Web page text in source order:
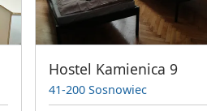
Hostel Kamienica 9
41-200 Sosnowiec